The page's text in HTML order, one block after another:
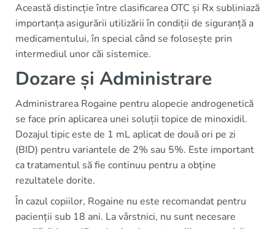
Această distincție între clasificarea OTC și Rx subliniază
importanța asigurării utilizării în condiții de siguranță a
medicamentului, în special când se folosește prin
intermediul unor căi sistemice.
Dozare și Administrare
Administrarea Rogaine pentru alopecie androgenetică
se face prin aplicarea unei soluții topice de minoxidil.
Dozajul tipic este de 1 mL aplicat de două ori pe zi
(BID) pentru variantele de 2% sau 5%. Este important
ca tratamentul să fie continuu pentru a obține
rezultatele dorite.
În cazul copiilor, Rogaine nu este recomandat pentru
pacienții sub 18 ani. La vârstnici, nu sunt necesare